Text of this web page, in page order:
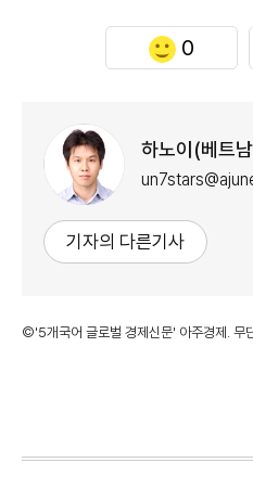
0
하노이(베트
기자의 다른기사
©'5개국어 글로벌 경제신문' 아주경제. 무